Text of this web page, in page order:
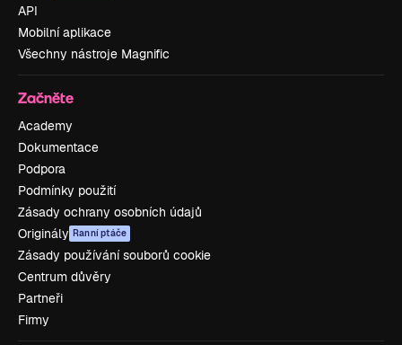
API
Mobilní aplikace
Všechny nástroje Magnific
Začněte
Academy
Dokumentace
Podpora
Podmínky použití
Zásady ochrany osobních údajů
Originály Ranní ptáče
Zásady používání souborů cookie
Centrum důvěry
Partneři
Firmy